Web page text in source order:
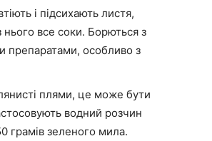
і підсихають листя,
нього все соки. Борються з
препаратами, особливо з
плями, це може бути
водний розчин
грамів зеленого мила.